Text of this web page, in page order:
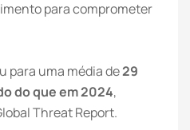
para comprometer
para uma média de29
do que em 2024,
Threat Report.